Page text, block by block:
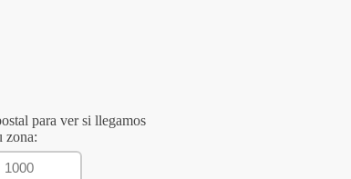
para ver si llegamos
zona: